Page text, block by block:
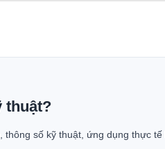
thuật?
số kỹ thuật, ứng dụng thực tế